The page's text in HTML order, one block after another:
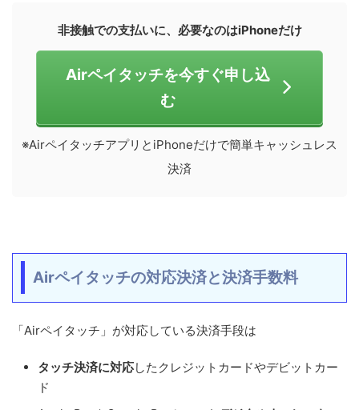
非接触での支払いに、必要なのはiPhoneだけ
Airペイタッチを今すぐ申し込
む
※AirペイタッチアプリとiPhoneだけで簡単キャッシュレス
決済
Airペイタッチの対応決済と決済手数料
「Airペイタッチ」が対応している決済手段は
タッチ決済に対応したクレジットカードやデビットカー
ド